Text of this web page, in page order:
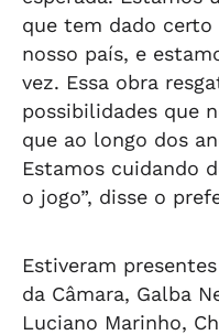
que tem dado
nosso país, e
vez. Essa obra
possibilidades que
que ao longo dos
Estamos cuidando
o jogo”, disse o
Estiveram
da Câmara, Galba
Luciano Marinho,